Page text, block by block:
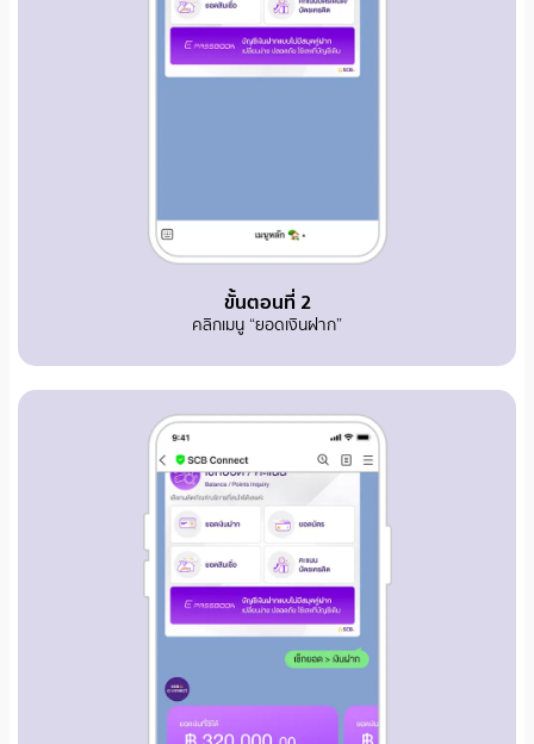
ขั้นตอนที่ 2
คลิกเมนู “ยอดเงินฝาก”